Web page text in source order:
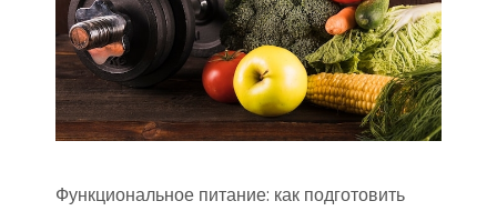
Функциональное питание: как подготовить